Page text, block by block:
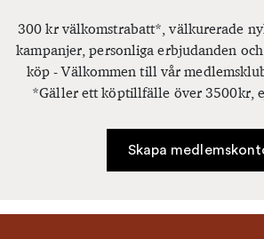
300 kr välkomstrabatt*, välkurerade
kampanjer, personliga erbjudanden
köp - Välkommen till vår
*Gäller ett köptillfälle över 3500kr,
Skapa